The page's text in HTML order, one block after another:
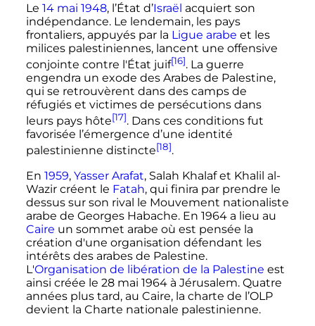
Le 14 mai 1948, l’État d’Israël acquiert son
indépendance. Le lendemain, les pays
frontaliers, appuyés par la Ligue arabe et les
milices palestiniennes, lancent une offensive
conjointe contre l'État juif[16]. La guerre
engendra un exode des Arabes de Palestine,
qui se retrouvèrent dans des camps de
réfugiés et victimes de persécutions dans
leurs pays hôte[17]. Dans ces conditions fut
favorisée l’émergence d’une identité
palestinienne distincte[18].
En 1959, Yasser Arafat, Salah Khalaf et Khalil al-
Wazir créent le Fatah, qui finira par prendre le
dessus sur son rival le Mouvement nationaliste
arabe de Georges Habache. En 1964 a lieu au
Caire un sommet arabe où est pensée la
création d'une organisation défendant les
intérêts des arabes de Palestine.
L'Organisation de libération de la Palestine est
ainsi créée le 28 mai 1964 à Jérusalem. Quatre
années plus tard, au Caire, la charte de l’OLP
devient la Charte nationale palestinienne.